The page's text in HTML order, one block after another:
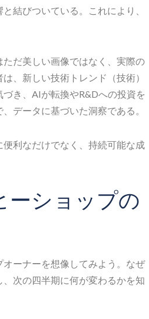
結びついている。これにより、
だ美しい画像ではなく、実際の
、新しい技術トレンド（技術）
き、AIが転換やR&Dへの投資を
データに基づいた洞察である。
利なだけでなく、持続可能な成
ーショップの
ーナーを想像してみよう。なぜ
次の四半期に何が変わるかを知